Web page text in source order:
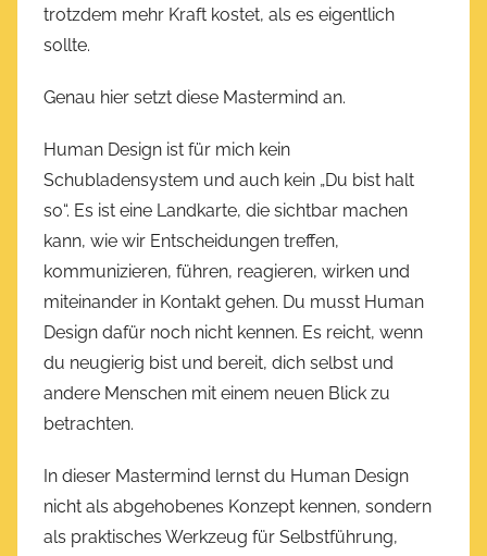
trotzdem mehr Kraft kostet, als es eigentlich
sollte.
Genau hier setzt diese Mastermind an.
Human Design ist für mich kein
Schubladensystem und auch kein „Du bist halt
so“. Es ist eine Landkarte, die sichtbar machen
kann, wie wir Entscheidungen treffen,
kommunizieren, führen, reagieren, wirken und
miteinander in Kontakt gehen. Du musst Human
Design dafür noch nicht kennen. Es reicht, wenn
du neugierig bist und bereit, dich selbst und
andere Menschen mit einem neuen Blick zu
betrachten.
In dieser Mastermind lernst du Human Design
nicht als abgehobenes Konzept kennen, sondern
als praktisches Werkzeug für Selbstführung,